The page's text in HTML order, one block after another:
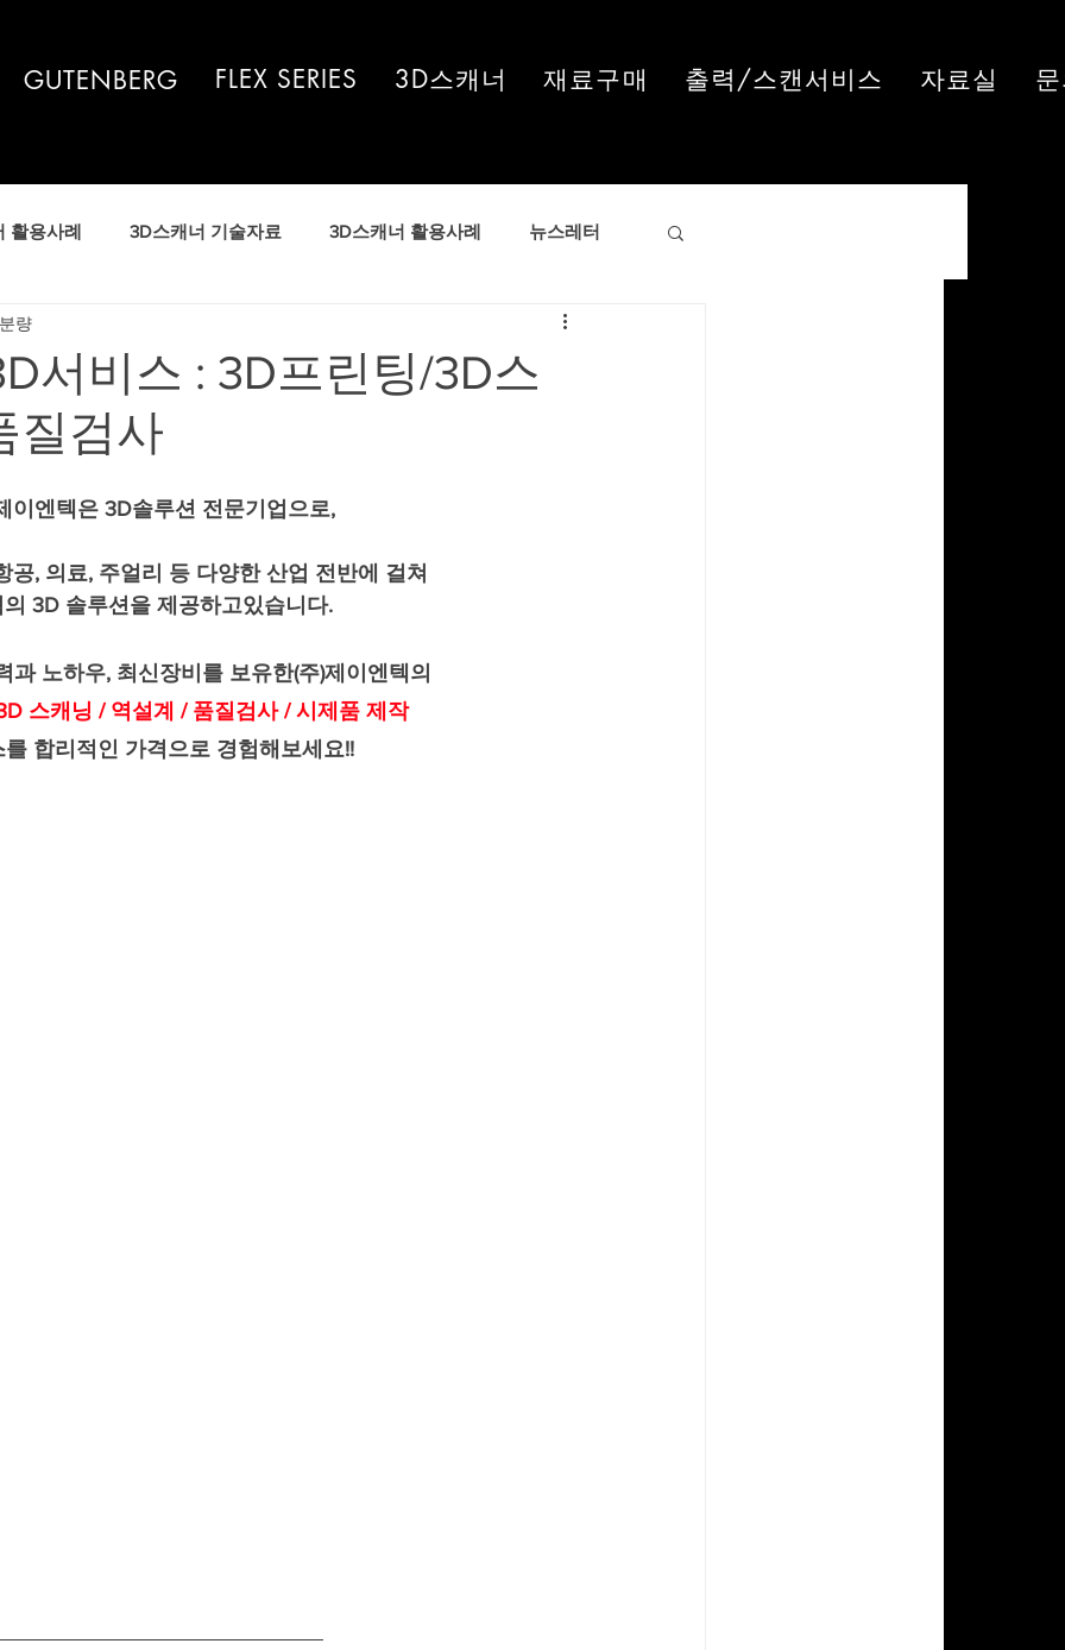
GUTENBERG FLEX SERIES 3D스캐너 재료구매 출력/스캔서비스 자료실
활용사례 3D스캐너 기술자료 3D스캐너 활용사례 뉴스레터
서비스 : 3D프린팅/3D스
질검사
량
이엔텍은 3D솔루션 전문기업으로,
공, 의료, 주얼리 등 다양한 산업 전반에 걸쳐
3D 솔루션을 제공하고있습니다.
과 노하우, 최신장비를 보유한(주)제이엔텍의
스캐닝 / 역설계 / 품질검사 / 시제품 제작
합리적인 가격으로 경험해보세요!!